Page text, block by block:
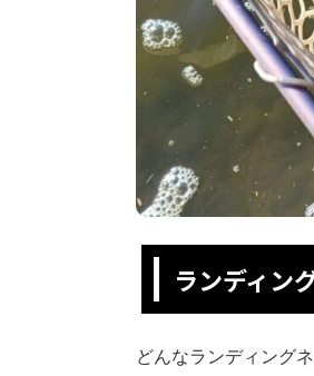
ランディン
どんなランディング